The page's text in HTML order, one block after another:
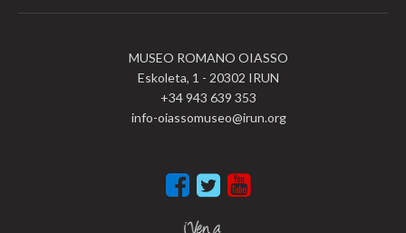
MUSEO ROMANO OIASSO
Eskoleta, 1 - 20302 IRUN
+34 943 639 353
info-oiassomuseo@irun.org